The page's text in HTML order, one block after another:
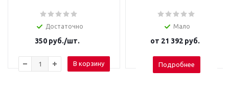
Достаточно
350 руб./шт.
В корзину
Мало
от 21 392 руб.
Подробнее